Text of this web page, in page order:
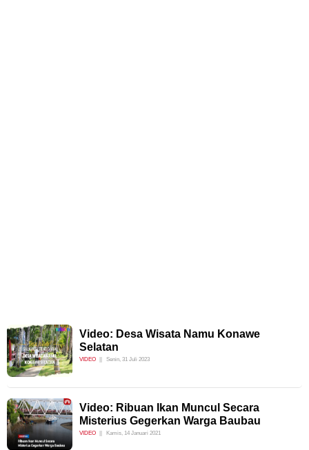
Video: Desa Wisata Namu Konawe
Selatan
VIDEO Senin, 31 Juli 2023
Video: Ribuan Ikan Muncul Secara
Misterius Gegerkan Warga Baubau
VIDEO Kamis, 14 Januari 2021